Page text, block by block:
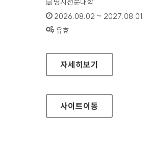
인증기간 :
2026.08.02 ~ 2027.08.01
상태 :
유효
명지전문대학
자세히보기
사이트이동